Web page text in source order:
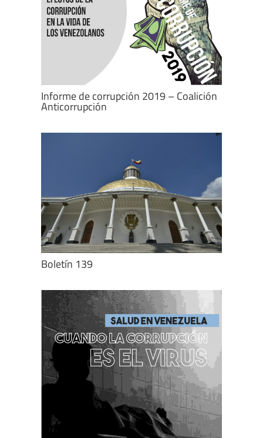
Informe de corrupción 2019 – Coalición
Anticorrupción
Boletín 139